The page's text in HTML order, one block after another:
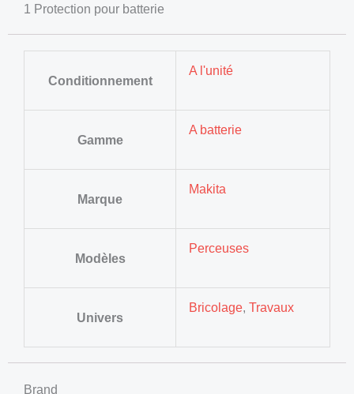
1 Protection pour batterie
Conditionnement
A l'unité
Gamme
A batterie
Marque
Makita
Modèles
Perceuses
Univers
Bricolage,Travaux
Brand